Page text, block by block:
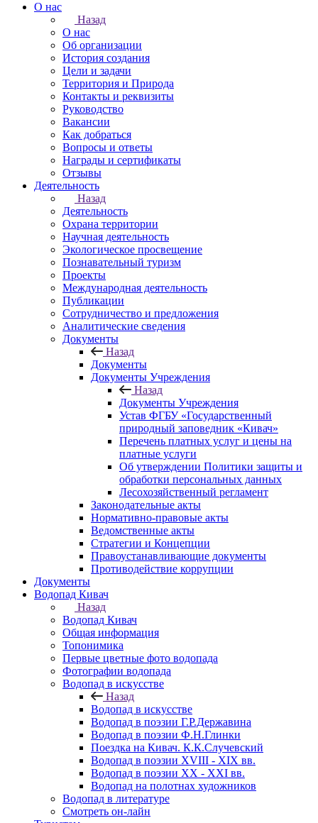
О нас
Назад
О нас
Об организации
История создания
Цели и задачи
Территория и Природа
Контакты и реквизиты
Руководство
Вакансии
Как добраться
Вопросы и ответы
Награды и сертификаты
Отзывы
Деятельность
Назад
Деятельность
Охрана территории
Научная деятельность
Экологическое просвещение
Познавательный туризм
Проекты
Международная деятельность
Публикации
Сотрудничество и предложения
Аналитические сведения
Документы
Назад
Документы
Документы Учреждения
Назад
Документы Учреждения
Устав ФГБУ «Государственный
природный заповедник «Кивач»
Перечень платных услуг и цены на
платные услуги
Об утверждении Политики защиты и
обработки персональных данных
Лесохозяйственный регламент
Законодательные акты
Нормативно-правовые акты
Ведомственные акты
Стратегии и Концепции
Правоустанавливающие документы
Противодействие коррупции
Документы
Водопад Кивач
Назад
Водопад Кивач
Общая информация
Топонимика
Первые цветные фото водопада
Фотографии водопада
Водопад в искусстве
Назад
Водопад в искусстве
Водопад в поэзии Г.Р.Державина
Водопад в поэзии Ф.Н.Глинки
Поездка на Кивач. К.К.Случевский
Водопад в поэзии XVIII - XIX вв.
Водопад в поэзии XX - XXI вв.
Водопад на полотнах художников
Водопад в литературе
Смотреть он-лайн